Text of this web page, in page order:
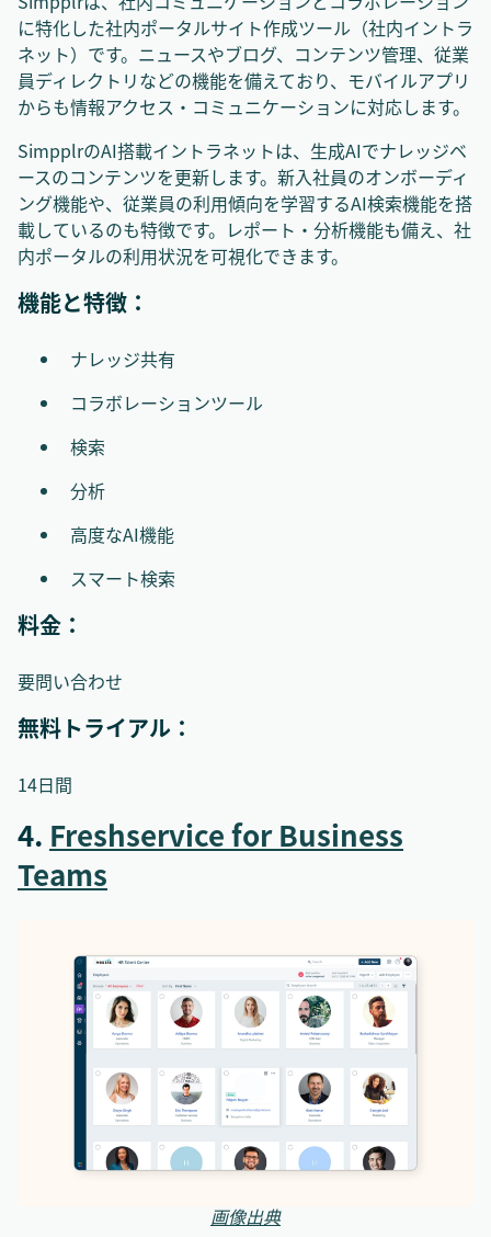
に特化した社内ポータルサイト作成ツール（社内イントラ
ネット）です。ニュースやブログ、コンテンツ管理、従業
員ディレクトリなどの機能を備えており、モバイルアプリ
からも情報アクセス・コミュニケーションに対応します。
SimpplrのAI搭載イントラネットは、生成AIでナレッジベ
ースのコンテンツを更新します。新入社員のオンボーディ
ング機能や、従業員の利用傾向を学習するAI検索機能を搭
載しているのも特徴です。レポート・分析機能も備え、社
内ポータルの利用状況を可視化できます。
機能と特徴：
ナレッジ共有
コラボレーションツール
検索
分析
高度なAI機能
スマート検索
料金：
要問い合わせ
無料トライアル：
14日間
4. Freshservice for Business
Teams
画像出典